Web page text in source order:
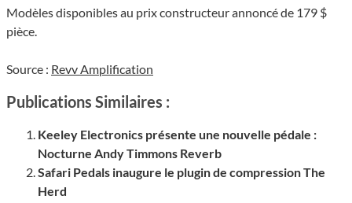
Modèles dispo­nibles au prix constructeur annoncé de 179 $
pièce.
Source : Revv Ampli­fi­ca­tion
Publications Similaires :
Keeley Electronics présente une nouvelle pédale :
Nocturne Andy Timmons Reverb
Safari Pedals inaugure le plugin de compression The
Herd